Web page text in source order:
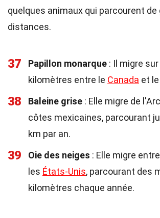
quelques animaux qui parcourent de
distances.
37 Papillon monarque : Il migre
kilomètres entre le Canada et
38 Baleine grise : Elle migre de
côtes mexicaines, parcourant
km par an.
39 Oie des neiges : Elle migre
les États-Unis, parcourant des
kilomètres chaque année.